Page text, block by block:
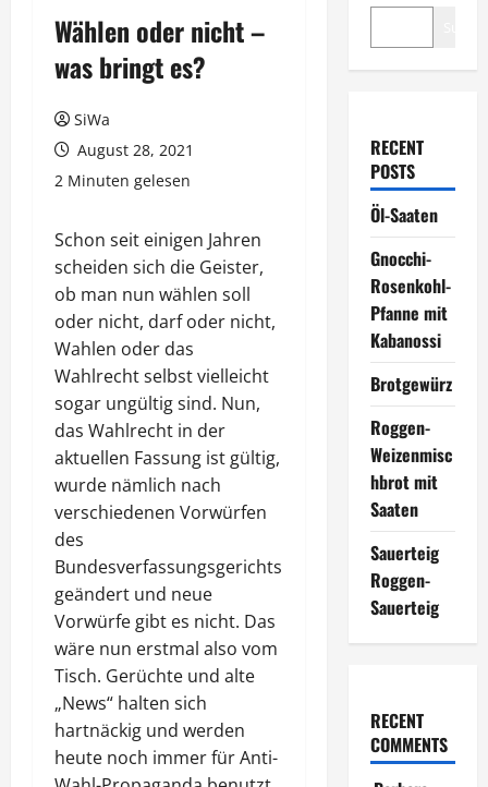
Wählen oder nicht –
was bringt es?
SiWa
August 28, 2021
2 Minuten gelesen
Schon seit einigen Jahren
scheiden sich die Geister,
ob man nun wählen soll
oder nicht, darf oder nicht,
Wahlen oder das
Wahlrecht selbst vielleicht
sogar ungültig sind. Nun,
das Wahlrecht in der
aktuellen Fassung ist gültig,
wurde nämlich nach
verschiedenen Vorwürfen
des
Bundesverfassungsgerichts
geändert und neue
Vorwürfe gibt es nicht. Das
wäre nun erstmal also vom
Tisch. Gerüchte und alte
„News“ halten sich
hartnäckig und werden
heute noch immer für Anti-
RECENT
POSTS
Öl-Saaten
Gnocchi-
Rosenkohl-
Pfanne mit
Kabanossi
Brotgewürz
Roggen-
Weizenmisc
hbrot mit
Saaten
Sauerteig
Roggen-
Sauerteig
RECENT
COMMENTS